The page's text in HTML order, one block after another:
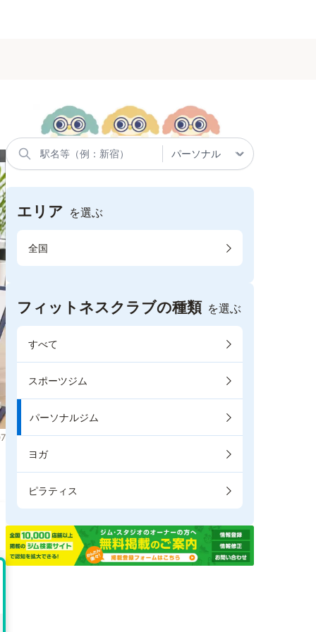
エリア を選ぶ
全国
フィットネスクラブの種類 を選ぶ
すべて
スポーツジム
パーソナルジム
ヨガ
ピラティス